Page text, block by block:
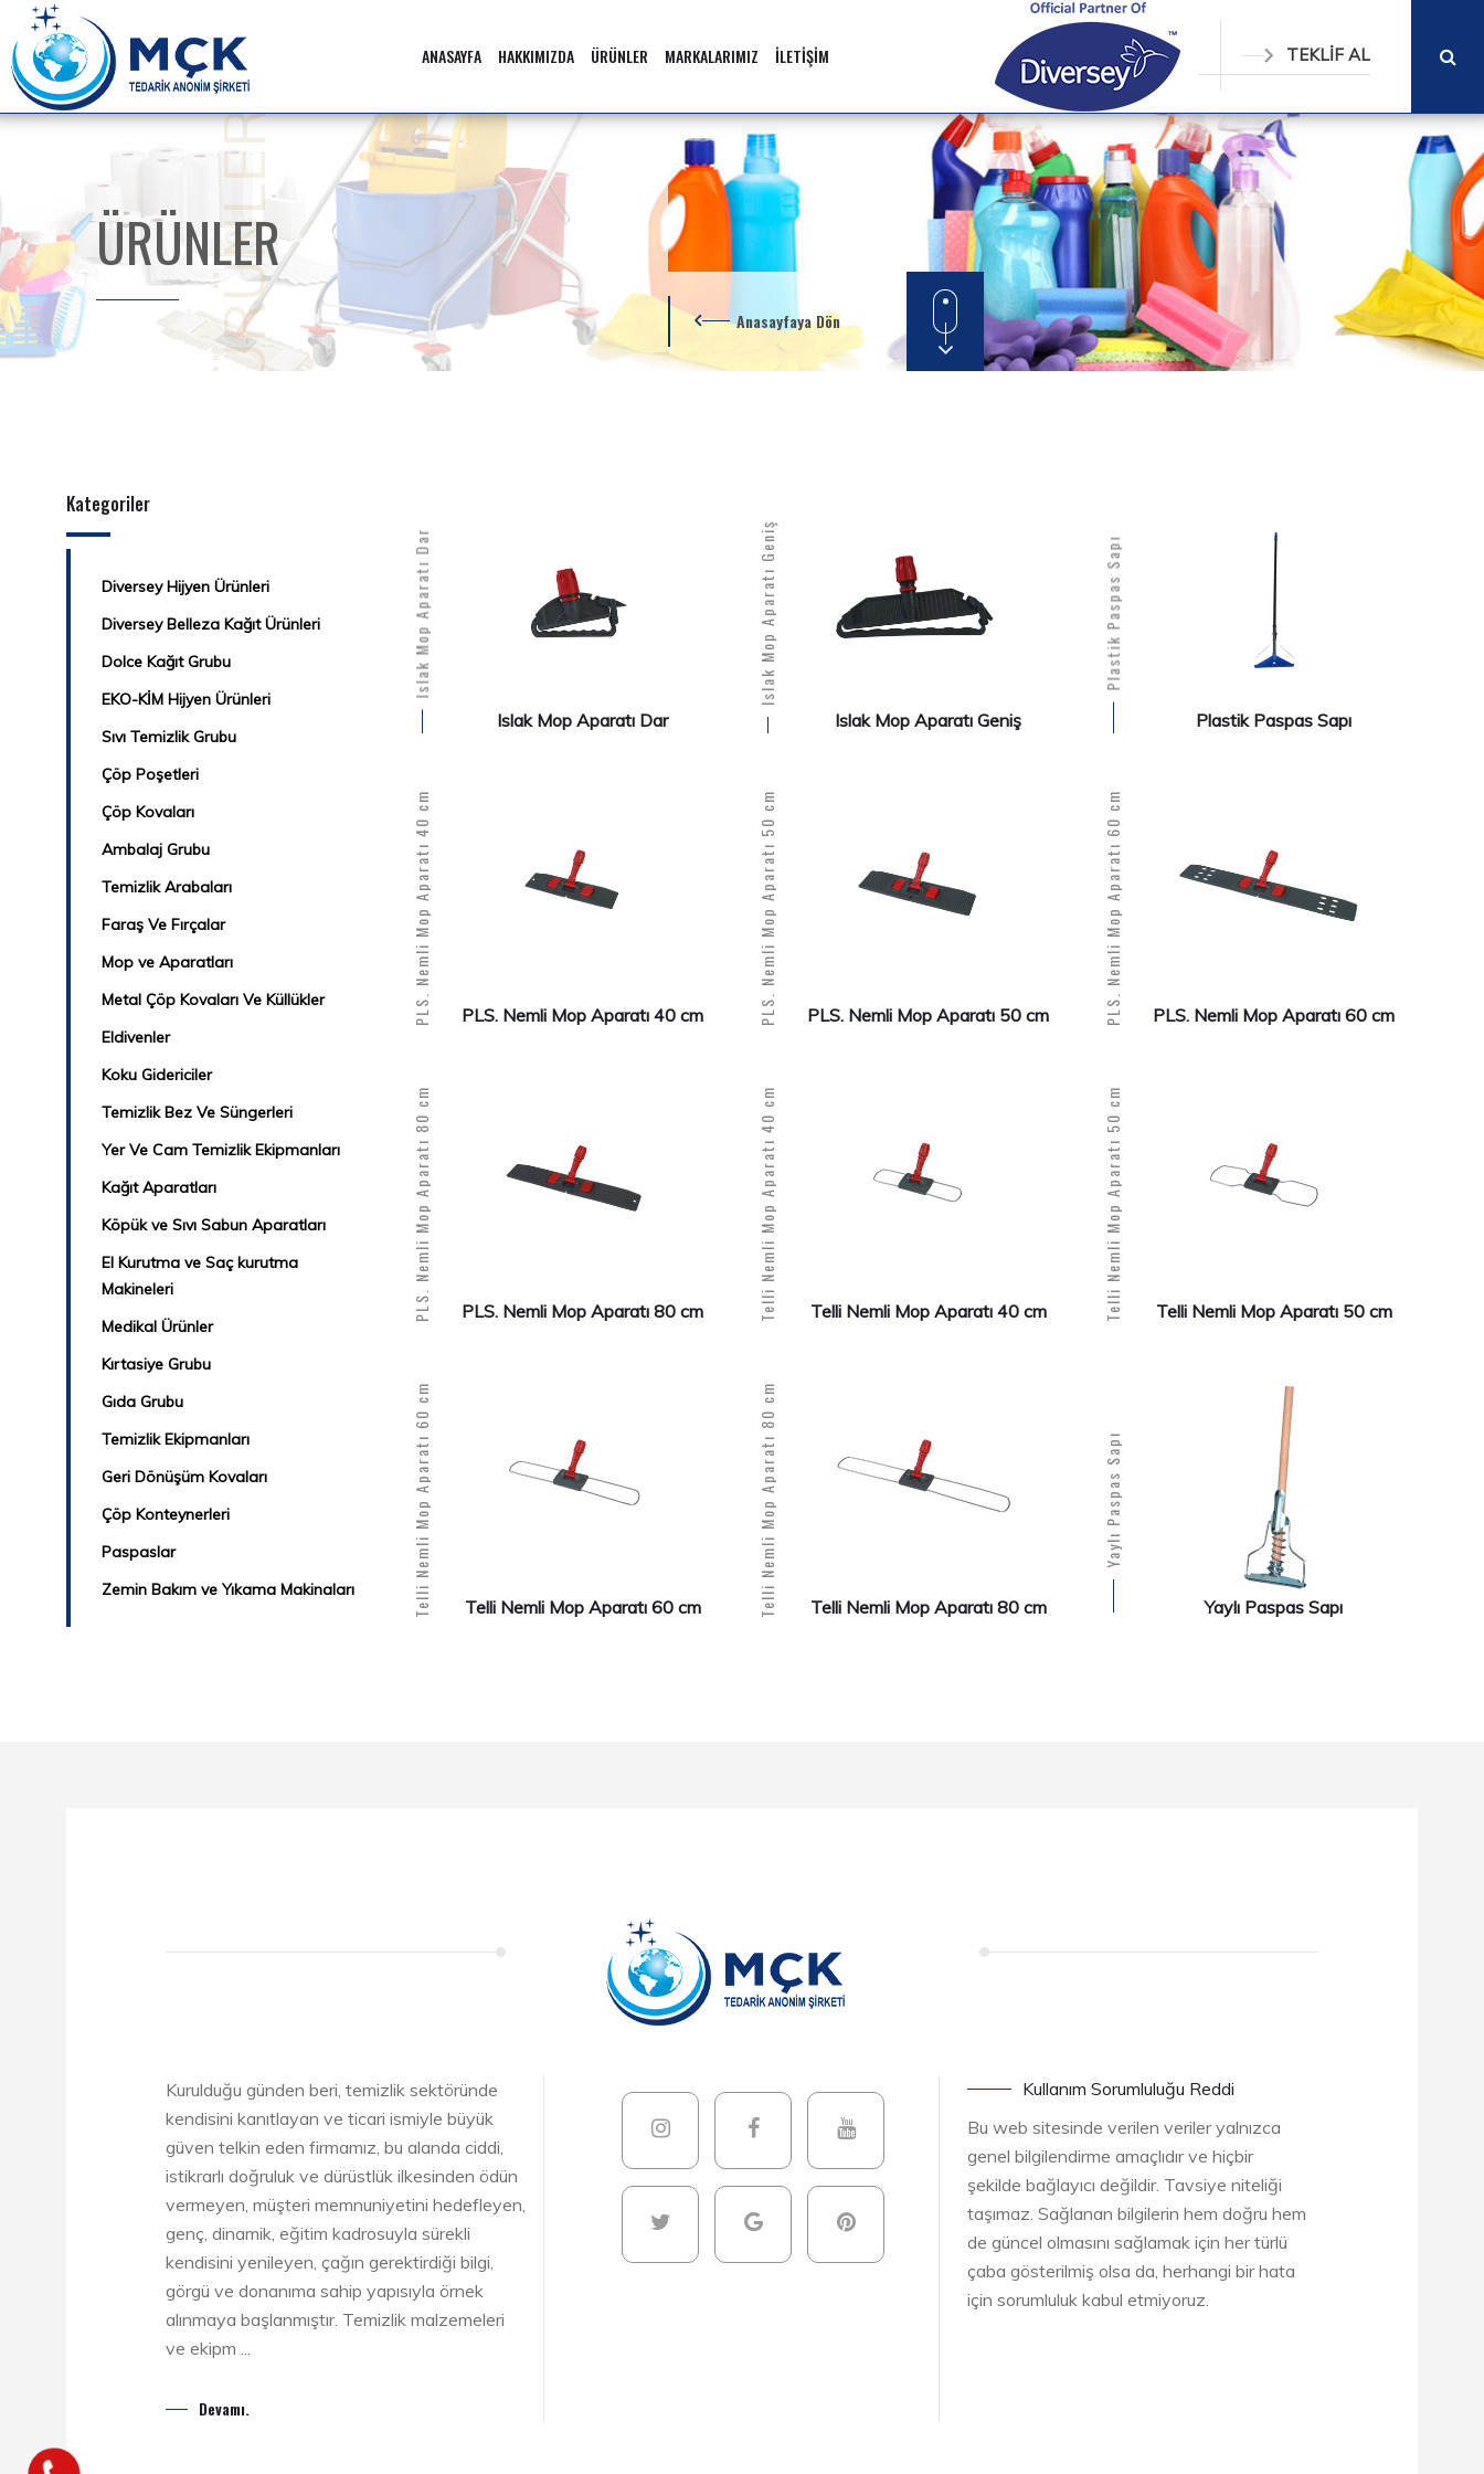
ANASAYFA HAKKIMIZDA ÜRÜNLER MARKALARIMIZ İLETİŞİM TEKLİF AL
ÜRÜNLER
ÜRÜNLER
Anasayfaya Dön
Kategoriler
Diversey Hijyen Ürünleri
Diversey Belleza Kağıt Ürünleri
Dolce Kağıt Grubu
EKO-KİM Hijyen Ürünleri
Sıvı Temizlik Grubu
Çöp Poşetleri
Çöp Kovaları
Ambalaj Grubu
Temizlik Arabaları
Faraş Ve Fırçalar
Mop ve Aparatları
Metal Çöp Kovaları Ve Küllükler
Eldivenler
Koku Gidericiler
Temizlik Bez Ve Süngerleri
Yer Ve Cam Temizlik Ekipmanları
Kağıt Aparatları
Köpük ve Sıvı Sabun Aparatları
El Kurutma ve Saç kurutma
Makineleri
Medikal Ürünler
Kırtasiye Grubu
Gıda Grubu
Temizlik Ekipmanları
Geri Dönüşüm Kovaları
Çöp Konteynerleri
Paspaslar
Zemin Bakım ve Yıkama Makinaları
Islak Mop Aparatı Dar
Islak Mop Aparatı Dar
Islak Mop Aparatı Geniş
Islak Mop Aparatı Geniş
Plastik Paspas Sapı
Plastik Paspas Sapı
PLS. Nemli Mop Aparatı 40 cm PLS. Nemli Mop Aparatı 40 cm PLS. Nemli Mop Aparatı 50 cm PLS. Nemli Mop Aparatı 50 cm PLS. Nemli Mop Aparatı 60 cm PLS. Nemli Mop Aparatı 60 cm
PLS. Nemli Mop Aparatı 80 cm PLS. Nemli Mop Aparatı 80 cm Telli Nemli Mop Aparatı 40 cm Telli Nemli Mop Aparatı 40 cm Telli Nemli Mop Aparatı 50 cm Telli Nemli Mop Aparatı 50 cm
Telli Nemli Mop Aparatı 60 cm Telli Nemli Mop Aparatı 60 cm Telli Nemli Mop Aparatı 80 cm Telli Nemli Mop Aparatı 80 cm
Yaylı Paspas Sapı
Yaylı Paspas Sapı
Kurulduğu günden beri, temizlik sektöründe
kendisini kanıtlayan ve ticari ismiyle büyük
güven telkin eden firmamız, bu alanda ciddi,
istikrarlı doğruluk ve dürüstlük ilkesinden ödün
vermeyen, müşteri memnuniyetini hedefleyen,
genç, dinamik, eğitim kadrosuyla sürekli
kendisini yenileyen, çağın gerektirdiği bilgi,
görgü ve donanıma sahip yapısıyla örnek
alınmaya başlanmıştır. Temizlik malzemeleri
ve ekipm ...
Devamı.
Kullanım Sorumluluğu Reddi
Bu web sitesinde verilen veriler yalnızca
genel bilgilendirme amaçlıdır ve hiçbir
şekilde bağlayıcı değildir. Tavsiye niteliği
taşımaz. Sağlanan bilgilerin hem doğru hem
de güncel olmasını sağlamak için her türlü
çaba gösterilmiş olsa da, herhangi bir hata
için sorumluluk kabul etmiyoruz.